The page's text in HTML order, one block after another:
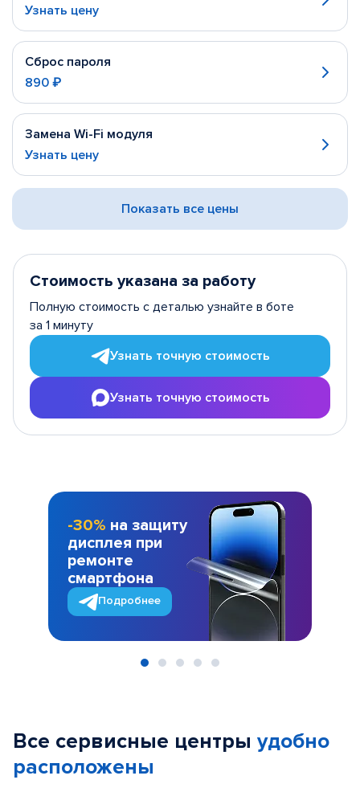
Узнать цену
Сброс пароля
890 ₽
Замена Wi-Fi модуля
Узнать цену
Показать все цены
Стоимость указана за работу
Полную стоимость с деталью узнайте в боте
за 1 минуту
Узнать точную стоимость
Узнать точную стоимость
-30% на защиту
дисплея при
ремонте
смартфона
Подробнее
Все сервисные центры удобно
расположены